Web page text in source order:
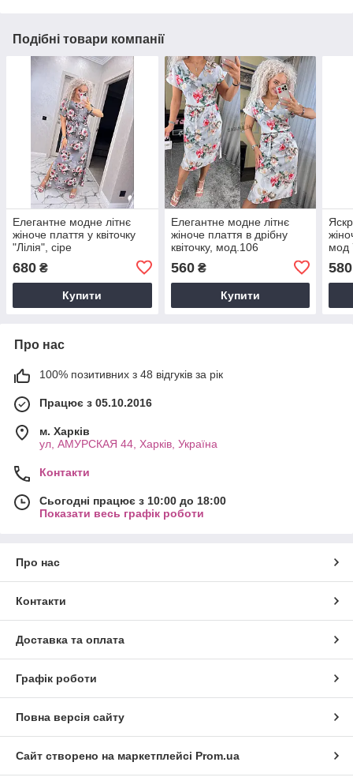
Подібні товари компанії
Елегантне модне літнє
жіноче плаття у квіточку
"Лілія", сіре
680 ₴
Купити
Елегантне модне літнє
жіноче плаття в дрібну
квіточку, мод.106
560₴
Купити
мод
580
Про нас
100% позитивних з 48 відгуків за рік
Працює з 05.10.2016
м. Харків
ул, АМУРСКАЯ 44, Харків, Україна
Контакти
Сьогодні працює з 10:00 до 18:00
Показати весь графік роботи
Про нас
Контакти
Доставка та оплата
Графік роботи
Повна версія сайту
Сайт створено на маркетплейсі Prom.ua